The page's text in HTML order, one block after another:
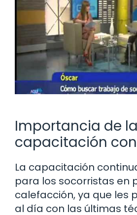
Importancia de la
capacitación
La capacitación
para los socorristas en
calefacción, ya que les
al día con las últimas